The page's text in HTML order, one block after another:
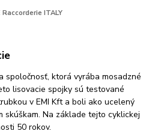
Raccorderie ITALY
spoločnosť, ktorá vyrába mosadzné
lisovacie spojky sú testované
v EMI Kft a boli ako ucelený
skúškam. Na základe tejto cyklickej
50 rokov.